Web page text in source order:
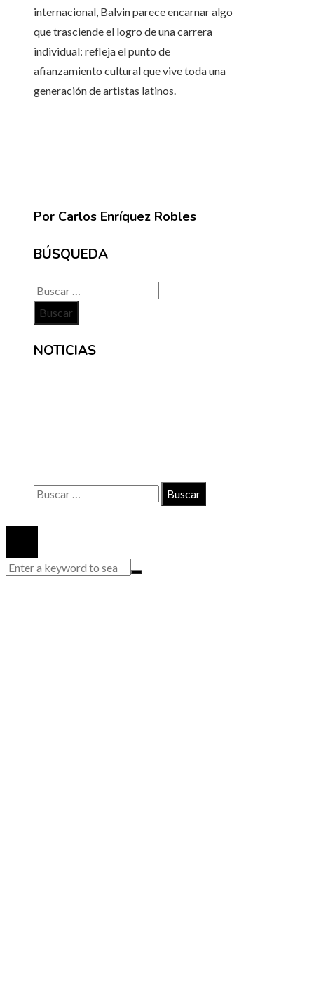
internacional, Balvin parece encarnar algo
que trasciende el logro de una carrera
individual: refleja el punto de
afianzamiento cultural que vive toda una
generación de artistas latinos.
Por Carlos Enríquez Robles
BÚSQUEDA
Buscar:
NOTICIAS
Buscar: